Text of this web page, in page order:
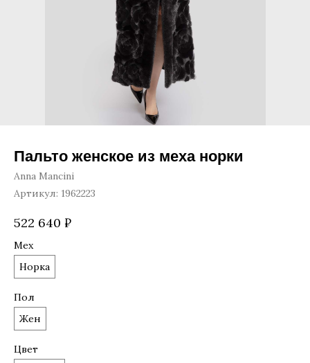
Пальто женское из меха норки
Anna Mancini
Артикул: 1962223
522 640 ₽
Мех
Норка
Пол
Жен
Цвет